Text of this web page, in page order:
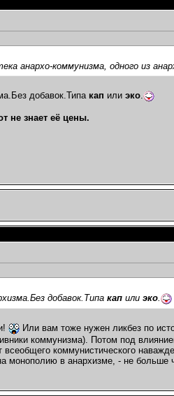
00:57
анархо-коммунизма, одного из
добавок.Типа кап или эко.
не знает её цены.
добавок.Типа кап или эко.
Или вам тоже нужен ликбез по
коммунизма). Потом под
всеобщего коммунистического
монополию в анархизме, - не больше